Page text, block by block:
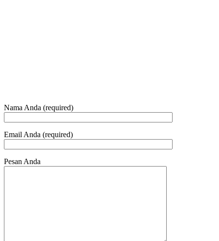
Nama Anda (required)
Email Anda (required)
Pesan Anda